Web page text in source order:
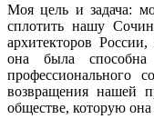
Моя цель и задача:
сплотить нашу
архитекторов
она была способна
профессионального
возвращения нашей
обществе, которую она